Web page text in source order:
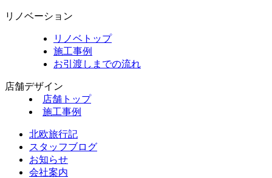
リノベーション
リノベトップ
施工事例
お引渡しまでの流れ
店舗デザイン
店舗トップ
施工事例
北欧旅行記
スタッフブログ
お知らせ
会社案内